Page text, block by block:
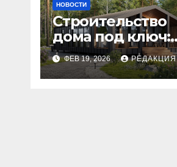
НОВОСТИ
Строительство
дома под ключ:
этапы и
планирование
бюджета
ФЕВ 19, 2026 РЕДАКЦИЯ